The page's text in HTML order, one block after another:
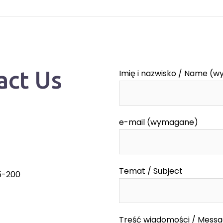
Us
200
Imię i nazwisko / Name
e-mail (wymagane)
Temat / Subject
Treść wiadomości /